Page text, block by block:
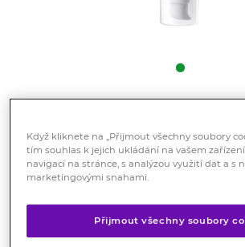
LA ROCHE-POSAY
krém SPF50+ 50 ml
Pomáhá předcházet oxidativnímu
důsledku infračerveného záření A a
Když kliknete na „Přijmout všechny soubory
tím souhlas k jejich ukládání na vašem
navigací na stránce, s analýzou využití dat a s
marketingovými snahami.
Přijmout všechny soubory